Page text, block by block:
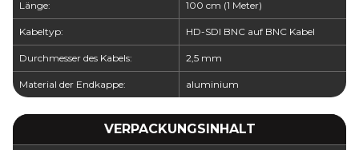
Länge: 100 cm (1 Meter)
Kabeltyp: HD-SDI BNC auf BNC Kabel
Durchmesser des Kabels: 2,5 mm
Material der Endkappe: aluminium
VERPACKUNGSINHALT